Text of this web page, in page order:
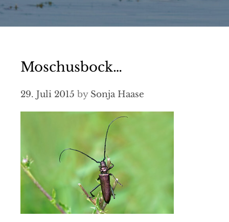
Moschusbock…
29. Juli 2015 by Sonja Haase